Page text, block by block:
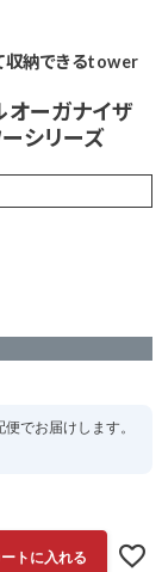
収納できるtower
オーガナイザ
シリーズ
便でお届けします。
トに入れる